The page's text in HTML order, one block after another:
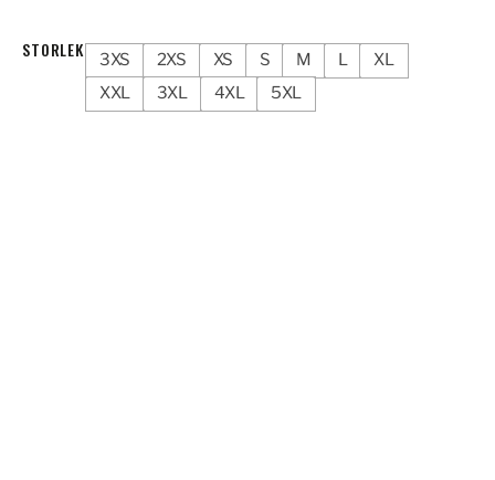
STORLEK 3XS 2XS XS S M L
XL
XXL
3XL 4XL 5XL